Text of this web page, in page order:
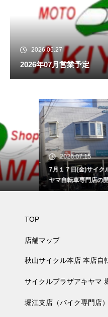
2026.06.27
2026年07月営業予定
2026.07.15
7月１７日(金)サイクルプラザアキ
ヤマ自転車専門店の開店時間のお
知らせ
TOP
店舗マップ
秋山サイクル本店 本店自
サイクルプラザアキヤマ
堀江支店（バイク専門店）